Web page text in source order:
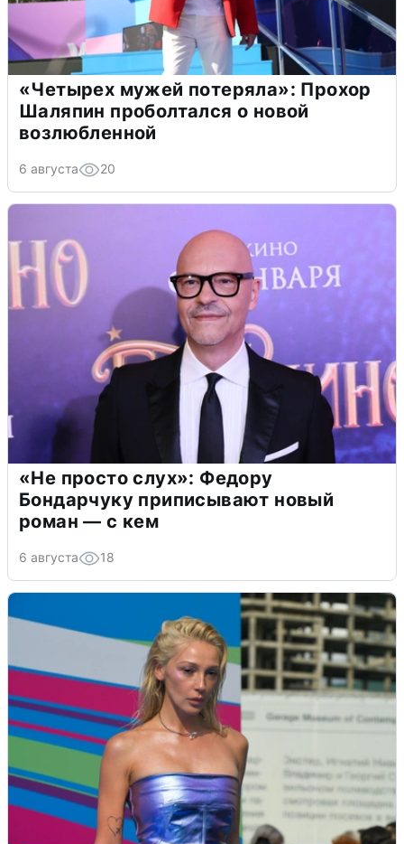
«Четырех мужей потеряла»: Прохор
Шаляпин проболтался о новой
возлюбленной
6 августа 20
«Не просто слух»: Федору
Бондарчуку приписывают новый
роман — с кем
6 августа 18